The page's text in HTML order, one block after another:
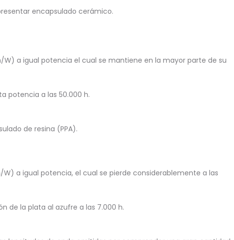
encapsulado cerámico.
a igual potencia el cual se mantiene en la mayor parte de su
potencia a las 50.000 h.
de resina (PPA).
a igual potencia, el cual se pierde considerablemente a las
de la plata al azufre a las 7.000 h.